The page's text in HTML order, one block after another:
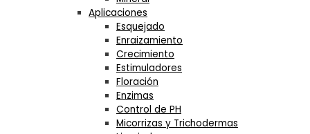
Aplicaciones
Esquejado
Enraizamiento
Crecimiento
Estimuladores
Floración
Enzimas
Control de PH
Micorrizas y Trichodermas